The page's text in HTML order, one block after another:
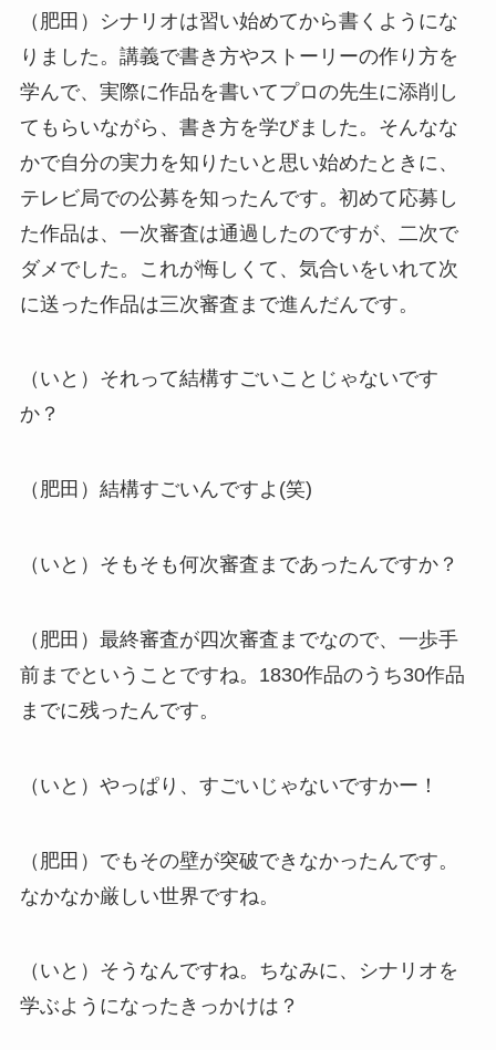
（肥田）シナリオは習い始めてから書くようにな
りました。講義で書き方やストーリーの作り方を
学んで、実際に作品を書いてプロの先生に添削し
てもらいながら、書き方を学びました。そんなな
かで自分の実力を知りたいと思い始めたときに、
テレビ局での公募を知ったんです。初めて応募し
た作品は、一次審査は通過したのですが、二次で
ダメでした。これが悔しくて、気合いをいれて次
に送った作品は三次審査まで進んだんです。
（いと）それって結構すごいことじゃないです
か？
（肥田）結構すごいんですよ(笑)
（いと）そもそも何次審査まであったんですか？
（肥田）最終審査が四次審査までなので、一歩手
前までということですね。1830作品のうち30作品
までに残ったんです。
（いと）やっぱり、すごいじゃないですかー！
（肥田）でもその壁が突破できなかったんです。
なかなか厳しい世界ですね。
（いと）そうなんですね。ちなみに、シナリオを
学ぶようになったきっかけは？